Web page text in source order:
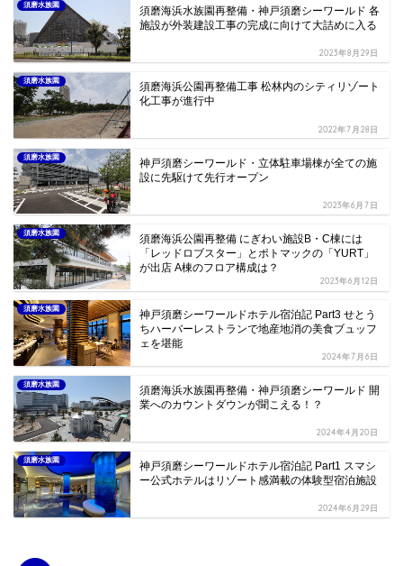
須磨水族園
須磨海浜水族園再整備・神戸須磨シーワールド 各
施設が外装建設工事の完成に向けて大詰めに入る
2023年8月29日
須磨水族園
須磨海浜公園再整備工事 松林内のシティリゾート
化工事が進行中
2022年7月28日
須磨水族園
神戸須磨シーワールド・立体駐車場棟が全ての施
設に先駆けて先行オープン
2023年6月7日
須磨水族園
須磨海浜公園再整備 にぎわい施設B・C棟には
「レッドロブスター」とポトマックの「YURT」
が出店 A棟のフロア構成は？
2023年6月12日
須磨水族園
神戸須磨シーワールドホテル宿泊記 Part3 せとう
ちハーバーレストランで地産地消の美食ブュッフ
ェを堪能
2024年7月6日
須磨水族園
須磨海浜水族園再整備・神戸須磨シーワールド 開
業へのカウントダウンが聞こえる！？
2024年4月20日
須磨水族園
神戸須磨シーワールドホテル宿泊記 Part1 スマシ
ー公式ホテルはリゾート感満載の体験型宿泊施設
2024年6月29日